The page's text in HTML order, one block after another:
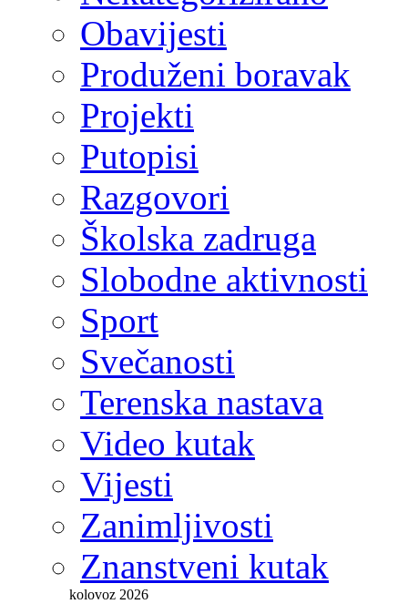
Obavijesti
Produženi boravak
Projekti
Putopisi
Razgovori
Školska zadruga
Slobodne aktivnosti
Sport
Svečanosti
Terenska nastava
Video kutak
Vijesti
Zanimljivosti
Znanstveni kutak
kolovoz 2026